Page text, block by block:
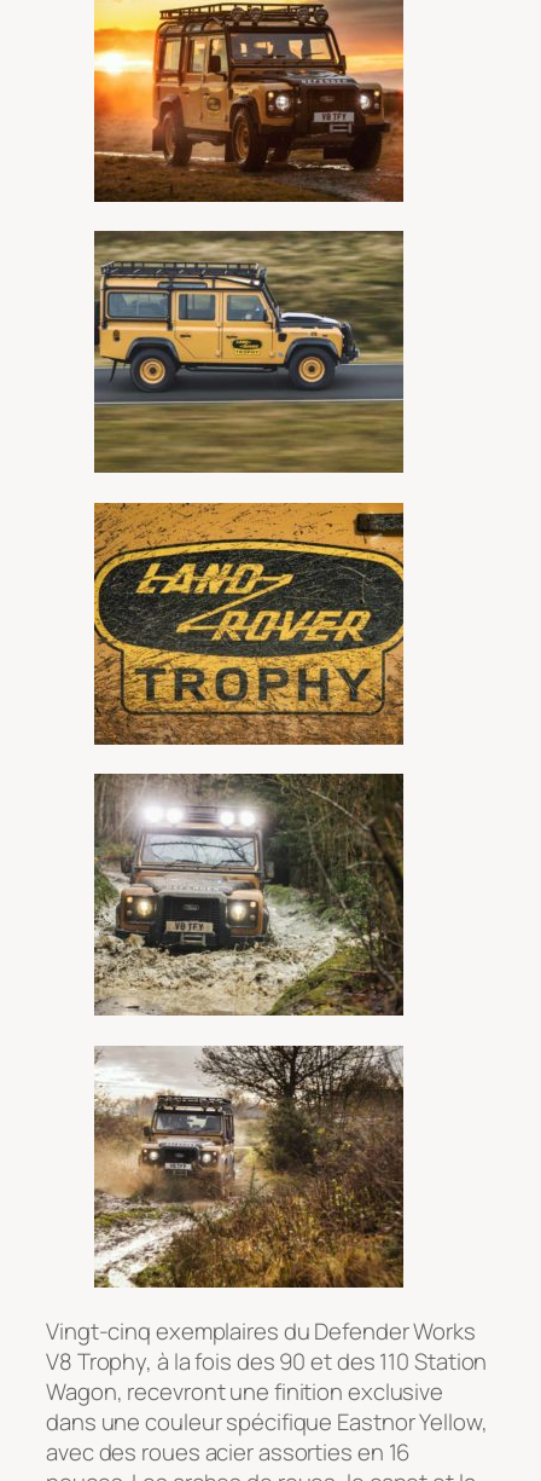
Vingt-cinq exemplaires du Defender Works
V8 Trophy, à la fois des 90 et des 110 Station
Wagon, recevront une finition exclusive
dans une couleur spécifique Eastnor Yellow,
avec des roues acier assorties en 16